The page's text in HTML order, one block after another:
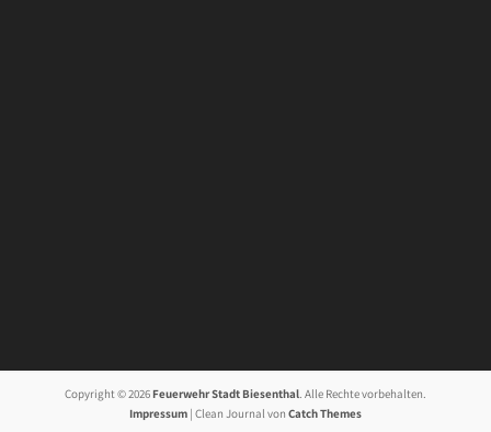
Copyright © 2026 Feuerwehr Stadt Biesenthal. Alle Rechte vorbehalten.
Impressum | Clean Journal von Catch Themes